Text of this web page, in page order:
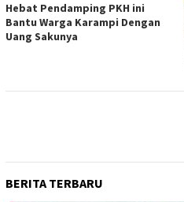
Hebat Pendamping PKH ini
Bantu Warga Karampi Dengan
Uang Sakunya
BERITA TERBARU